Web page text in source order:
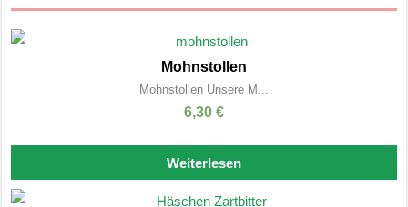
Mohnstollen
Mohnstollen Unsere M...
6,30 €
Weiterlesen